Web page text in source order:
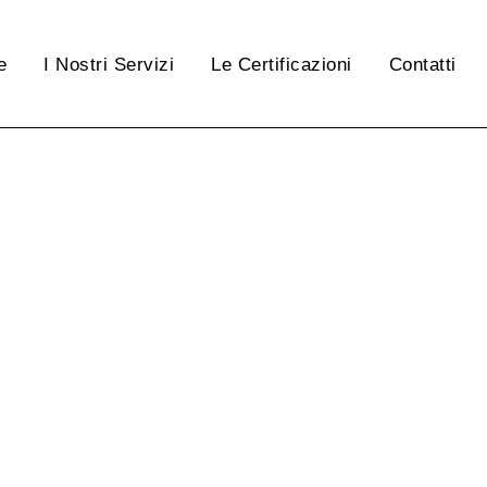
I Nostri Servizi Le Certificazioni Contatti